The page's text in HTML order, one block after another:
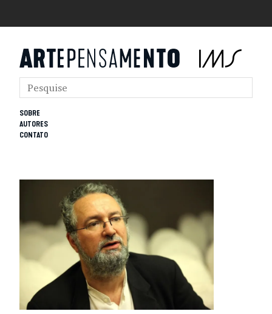
SOBRE
AUTORES
CONTATO